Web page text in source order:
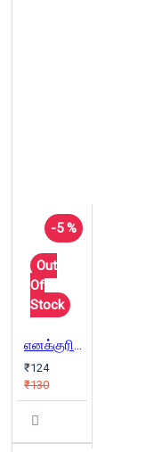
-5 %
Out
Of
Stock
எனக்குரிய இடம் எங்கே?
₹124
₹130